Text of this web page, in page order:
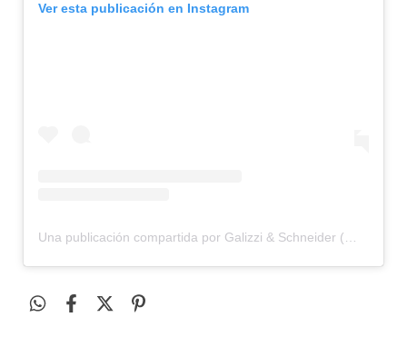
Ver esta publicación en Instagram
Una publicación compartida por Galizzi & Schneider (@galizziyschneider)